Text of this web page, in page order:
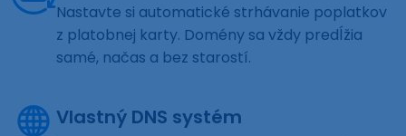
Nastavte si automatické strhávanie poplatkov
z platobnej karty. Domény sa vždy predĺžia
samé, načas a bez starostí.
Vlastný DNS systém